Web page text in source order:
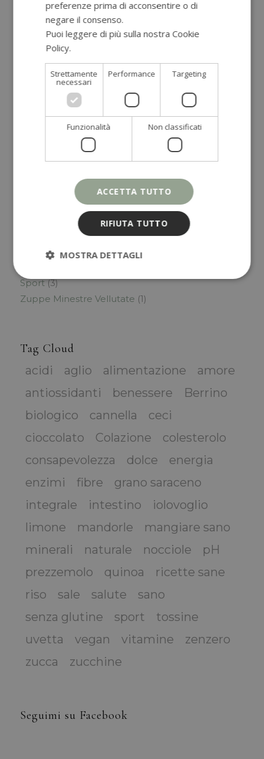
Categorie
Benessere(26)
Chef Fabio Moriconi
(10)
(11)
consulenza naturopatica
Cura del corpo(23)
(42)
Preparazioni Base (1)
Ricette(115)
Sport(3)
Zuppe Minestre Vellutate (1)
Tag Cloud
acidi
aglio alimentazione
amore
antiossidanti
benessere
Berrino
biologico
cannella
ceci
cioccolato
Colazione
colesterolo
consapevolezza
dolce
energia
enzimi
fibre
grano saraceno
integrale
intestino
iolovoglio
limone
mandorle
mangiare sano
minerali
naturale nocciole
pH
prezzemolo
quinoa
ricette sane
riso
sale salute
sano
senza glutine
sport
tossine
uvetta
vegan vitamine
zenzero
zucca
zucchine
Seguimi su Facebook
preferenze prima di acconsentire o di
negare il consenso.
Puoi leggere di più sulla nostra Cookie
Policy.
Strettamente
necessari
Performance Targeting
Funzionalità Non classificati
ACCETTA TUTTO
RIFIUTA TUTTO
MOSTRA DETTAGLI